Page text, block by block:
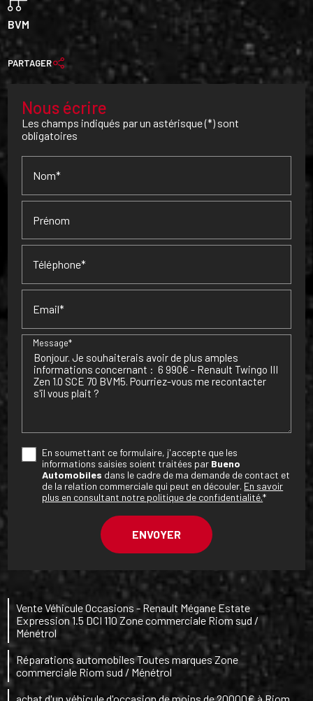
BVM
PARTAGER
Nous écrire
Les champs indiqués par un astérisque (*) sont
obligatoires
Nom*
Prénom
Téléphone*
Email*
Message*
En soumettant ce formulaire, j'accepte que les
informations saisies soient traitées par Bueno
Automobiles dans le cadre de ma demande de contact et
de la relation commerciale qui peut en découler. En savoir
plus en consultant notre politique de confidentialité.*
Vente Véhicule Occasions - Renault Mégane Estate
Expression 1.5 DCI 110 Zone commerciale Riom sud /
Ménétrol
Réparations automobiles Toutes marques Zone
commerciale Riom sud / Ménétrol